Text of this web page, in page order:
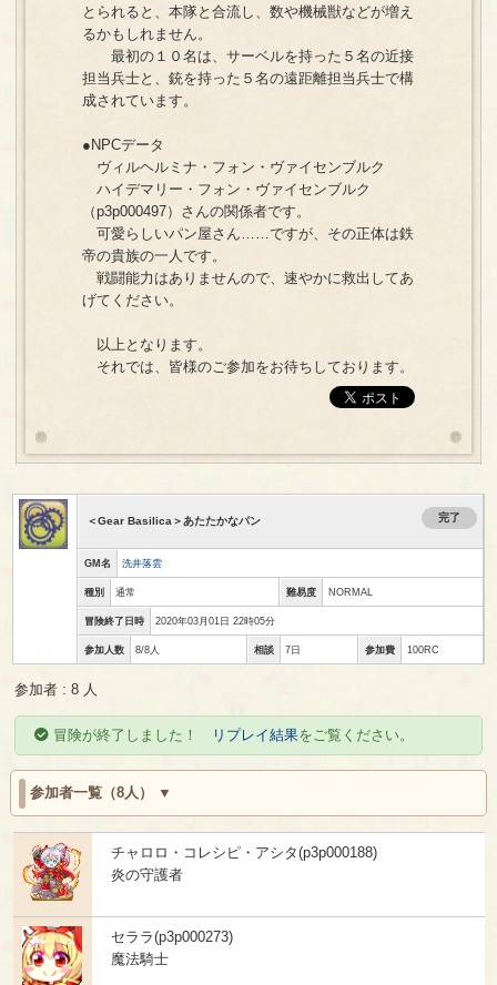
とられると、本隊と合流し、数や機械獣などが増え
るかもしれません。
最初の１０名は、サーベルを持った５名の近接
担当兵士と、銃を持った５名の遠距離担当兵士で構
成されています。
●NPCデータ
ヴィルヘルミナ・フォン・ヴァイセンブルク
ハイデマリー・フォン・ヴァイセンブルク
（p3p000497）さんの関係者です。
可愛らしいパン屋さん……ですが、その正体は鉄
帝の貴族の一人です。
戦闘能力はありませんので、速やかに救出してあ
げてください。
以上となります。
それでは、皆様のご参加をお待ちしております。
＜Gear Basilica＞あたたかなパン 完了
GM名 洗井落雲
種別 通常 難易度 NORMAL
冒険終了日時 2020年03月01日 22時05分
参加人数 8/8人 相談 7日 参加費 100RC
参加者 : 8 人
冒険が終了しました！ リプレイ結果をご覧ください。
参加者一覧（8人）
チャロロ・コレシピ・アシタ(p3p000188)
炎の守護者
セララ(p3p000273)
魔法騎士